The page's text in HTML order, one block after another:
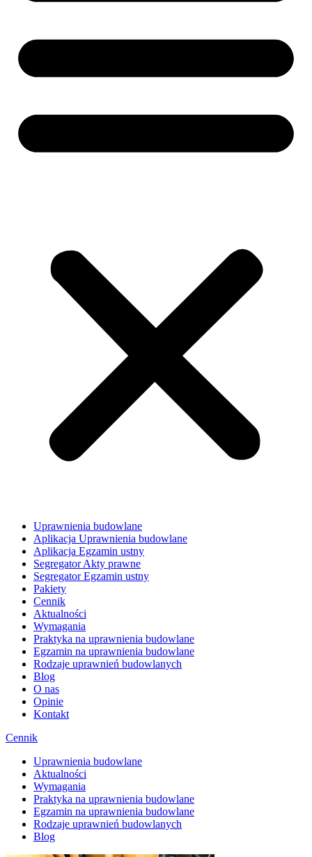
Uprawnienia budowlane
Aplikacja Uprawnienia budowlane
Aplikacja Egzamin ustny
Segregator Akty prawne
Segregator Egzamin ustny
Pakiety
Cennik
Aktualności
Wymagania
Praktyka na uprawnienia budowlane
Egzamin na uprawnienia budowlane
Rodzaje uprawnień budowlanych
Blog
O nas
Opinie
Kontakt
Cennik
Uprawnienia budowlane
Aktualności
Wymagania
Praktyka na uprawnienia budowlane
Egzamin na uprawnienia budowlane
Rodzaje uprawnień budowlanych
Blog